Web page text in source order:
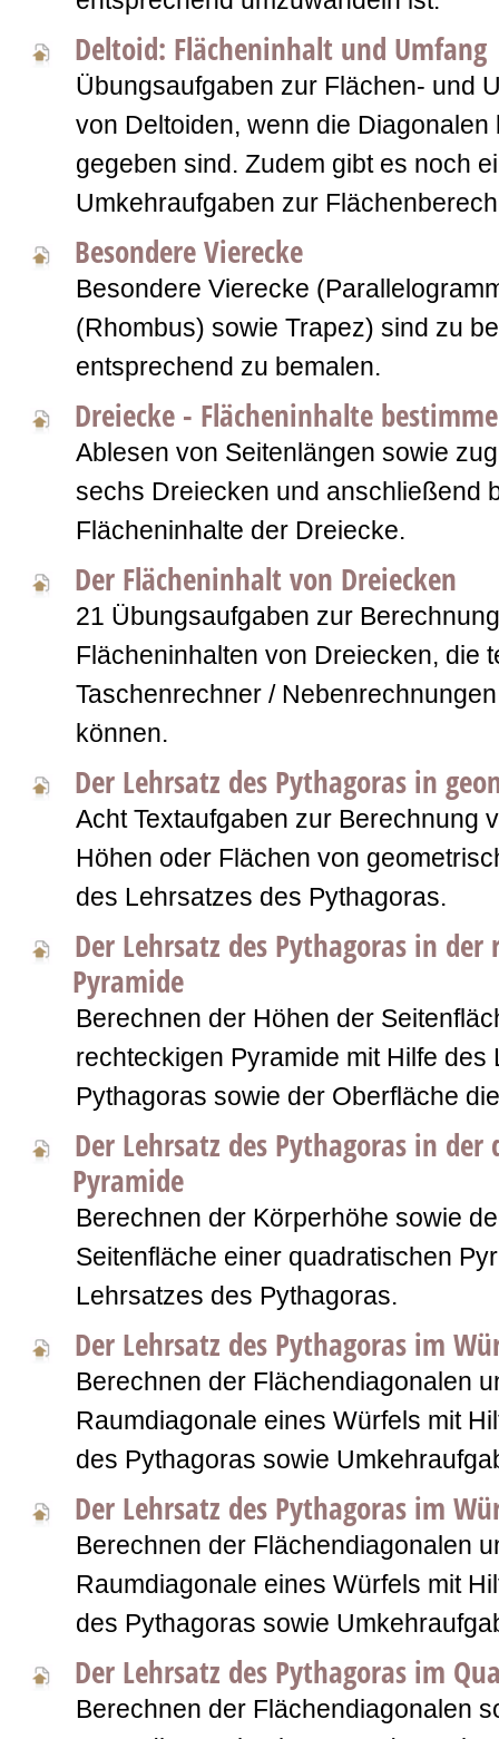
Deltoid: Flächeninhalt und Umfang
Übungsaufgaben zur Flächen- und
von Deltoiden, wenn die Diagonalen
gegeben sind. Zudem gibt es noch
Umkehraufgaben zur
Besondere Vierecke
Besondere Vierecke
(Rhombus) sowie Trapez) sind zu
entsprechend zu bemalen.
Dreiecke - Flächeninhalte
Ablesen von Seitenlängen sowie
sechs Dreiecken und anschließend
Flächeninhalte der Dreiecke.
Der Flächeninhalt von Dreiecken
21 Übungsaufgaben zur
Flächeninhalten von Dreiecken, die
Taschenrechner /
können.
Der Lehrsatz des Pythagoras in
Acht Textaufgaben zur Berechnung
Höhen oder Flächen von
des Lehrsatzes des Pythagoras.
Der Lehrsatz des Pythagoras in der
Pyramide
Berechnen der Höhen der
rechteckigen Pyramide mit Hilfe des
Pythagoras sowie der Oberfläche
Der Lehrsatz des Pythagoras in
Pyramide
Berechnen der Körperhöhe sowie
Seitenfläche einer quadratischen
Lehrsatzes des Pythagoras.
Der Lehrsatz des Pythagoras im
Berechnen der Flächendiagonalen
Raumdiagonale eines Würfels mit
des Pythagoras sowie
Der Lehrsatz des Pythagoras im
Berechnen der Flächendiagonalen
Raumdiagonale eines Würfels mit
des Pythagoras sowie
Der Lehrsatz des Pythagoras im
Berechnen der Flächendiagonalen